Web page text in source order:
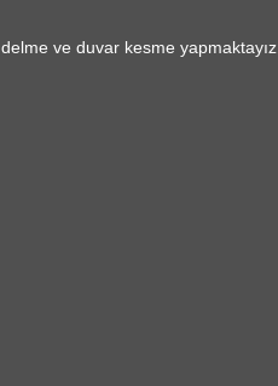
ve duvar kesme yapmaktayız.